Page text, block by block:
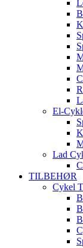
El-
Lad
TILBEHØR
Cykel